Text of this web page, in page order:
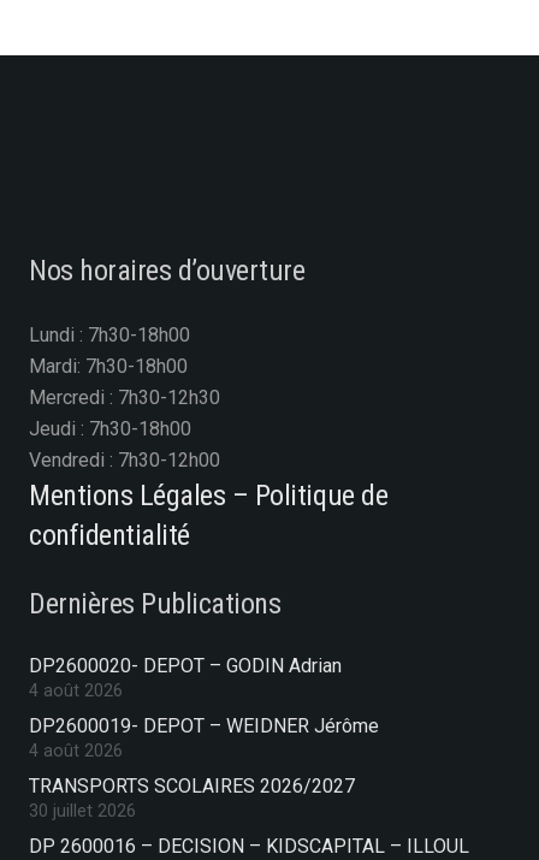
Nos horaires d’ouverture
Lundi : 7h30-18h00
Mardi: 7h30-18h00
Mercredi : 7h30-12h30
Jeudi : 7h30-18h00
Vendredi : 7h30-12h00
Mentions Légales – Politique de
confidentialité
Dernières Publications
DP2600020- DEPOT – GODIN Adrian
4 août 2026
DP2600019- DEPOT – WEIDNER Jérôme
4 août 2026
TRANSPORTS SCOLAIRES 2026/2027
30 juillet 2026
DP 2600016 – DECISION – KIDSCAPITAL – ILLOUL